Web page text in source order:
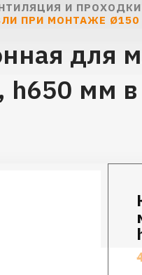
И ПРОХОДКИ
ПРИ МОНТАЖЕ Ø150
для
мм в